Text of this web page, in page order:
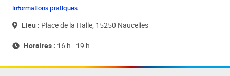
Informations pratiques
Lieu : Place de la Halle, 15250 Naucelles
Horaires : 16 h - 19 h